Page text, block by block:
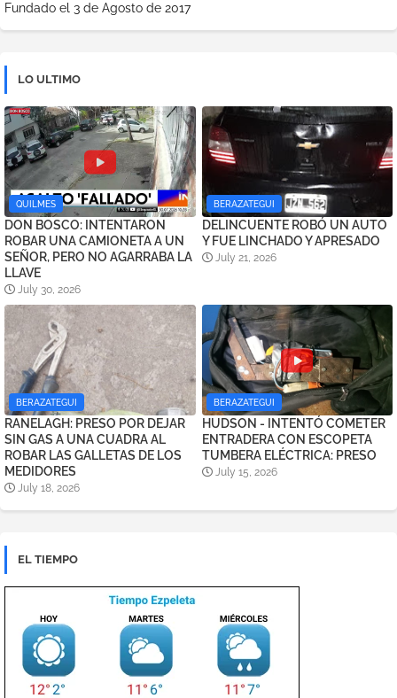
Fundado el 3 de Agosto de 2017
LO ULTIMO
QUILMES
DON BOSCO: INTENTARON
ROBAR UNA CAMIONETA A UN
SEÑOR, PERO NO AGARRABA LA
LLAVE
July 30, 2026
BERAZATEGUI
DELINCUENTE ROBÓ UN AUTO
Y FUE LINCHADO Y APRESADO
July 21, 2026
BERAZATEGUI
RANELAGH: PRESO POR DEJAR
SIN GAS A UNA CUADRA AL
ROBAR LAS GALLETAS DE LOS
MEDIDORES
July 18, 2026
BERAZATEGUI
HUDSON - INTENTÓ COMETER
ENTRADERA CON ESCOPETA
TUMBERA ELÉCTRICA: PRESO
July 15, 2026
EL TIEMPO